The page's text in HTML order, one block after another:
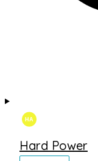
Hard Power